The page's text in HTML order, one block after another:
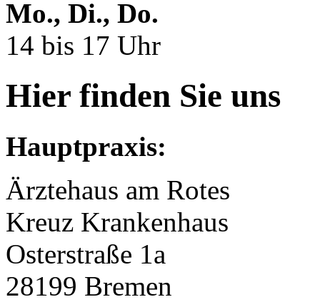
Mo., Di., Do.
14 bis 17 Uhr
Hier finden Sie uns
Hauptpraxis:
Ärztehaus am Rotes
Kreuz Krankenhaus
Osterstraße 1a
28199 Bremen